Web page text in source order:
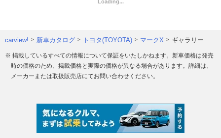
carview! 新車カタログ トヨタ(TOYOTA) マークX ギャラリー
※ 掲載しているすべての情報について保証をいたしかねます。新車価格は発売
時の価格のため、掲載価格と実際の価格が異なる場合があります。詳細は、
メーカーまたは取扱販売店にてお問い合わせください。